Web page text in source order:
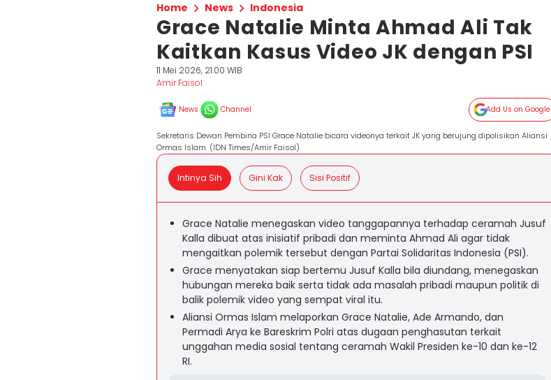
Home News Indonesia
Grace Natalie Minta Ahmad Ali Tak
Kaitkan Kasus Video JK dengan PSI
11 Mei 2026, 21:00 WIB
Amir Faisol
News Channel Add Us on Google
Sekretaris Dewan Pembina PSI Grace Natalie bicara videonya terkait JK yang berujung dipolisikan Aliansi
Ormas Islam. (IDN Times/Amir Faisol).
Intinya Sih Gini Kak Sisi Positif
Grace Natalie menegaskan video tanggapannya terhadap ceramah Jusuf
Kalla dibuat atas inisiatif pribadi dan meminta Ahmad Ali agar tidak
mengaitkan polemik tersebut dengan Partai Solidaritas Indonesia (PSI).
Grace menyatakan siap bertemu Jusuf Kalla bila diundang, menegaskan
hubungan mereka baik serta tidak ada masalah pribadi maupun politik di
balik polemik video yang sempat viral itu.
Aliansi Ormas Islam melaporkan Grace Natalie, Ade Armando, dan
Permadi Arya ke Bareskrim Polri atas dugaan penghasutan terkait
unggahan media sosial tentang ceramah Wakil Presiden ke-10 dan ke-12
RI.